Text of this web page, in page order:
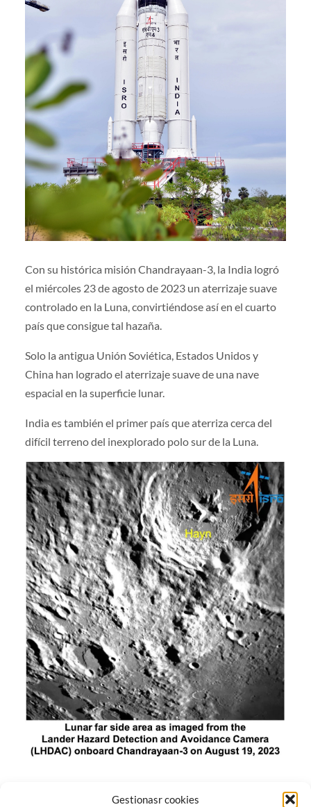
Gestionasr cookies
Con su histórica misión Chandrayaan-3, la India logró
el miércoles 23 de agosto de 2023 un aterrizaje suave
controlado en la Luna, convirtiéndose así en el cuarto
país que consigue tal hazaña.
Solo la antigua Unión Soviética, Estados Unidos y
China han logrado el aterrizaje suave de una nave
espacial en la superficie lunar.
India es también el primer país que aterriza cerca del
difícil terreno del inexplorado polo sur de la Luna.